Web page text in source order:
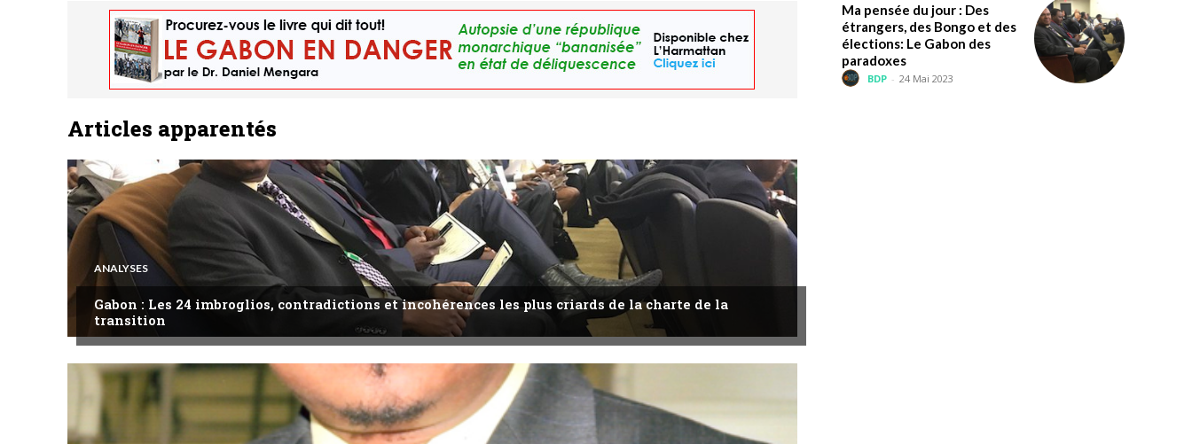
Articles apparentés
ANALYSES
Gabon : Les 24 imbroglios, contradictions et incohérences les plus criards de la charte de la
transition
Ma pensée du jour : Des
étrangers, des Bongo et des
élections: Le Gabon des
paradoxes
BDP - 24 Mai 2023